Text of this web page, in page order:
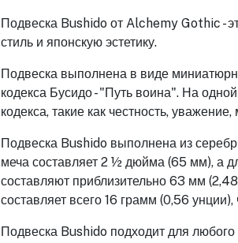
Подвеска Bushido от Alchemy Gothic -
стиль и японскую эстетику.
Подвеска выполнена в виде
кодекса Бусидо - "Путь воина". На
кодекса, такие как честность,
Подвеска Bushido выполнена из
меча составляет 2 ½ дюйма (65 мм), а
составляют приблизительно 63 мм
составляет всего 16 грамм (0,56
Подвеска Bushido подходит для